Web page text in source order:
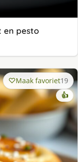
en pesto
Maak favoriet19
👍